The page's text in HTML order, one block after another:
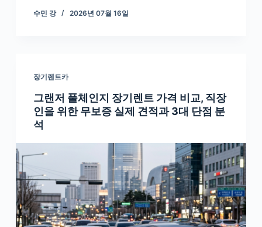
수민 강 2026년 07월 16일
장기렌트카
그랜저 풀체인지 장기렌트 가격 비교, 직장
인을 위한 무보증 실제 견적과 3대 단점 분
석